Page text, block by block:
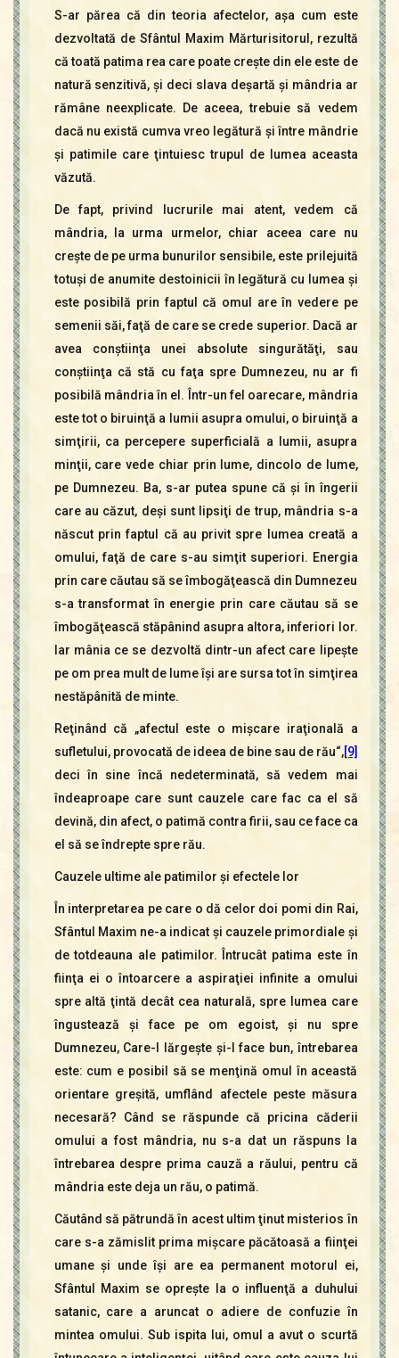
S-ar părea că din teoria afectelor, aşa cum este
dezvoltată de Sfântul Maxim Mărturisitorul, rezultă
că toată patima rea care poate creşte din ele este de
natură senzitivă, şi deci slava deşartă şi mândria ar
rămâne neexplicate. De aceea, trebuie să vedem
dacă nu există cumva vreo legătură şi între mândrie
şi patimile care ţintuiesc trupul de lumea aceasta
văzută.
De fapt, privind lucrurile mai atent, vedem că
mândria, la urma urmelor, chiar aceea care nu
creşte de pe urma bunurilor sensibile, este prilejuită
totuşi de anumite destoinicii în legătură cu lumea şi
este posibilă prin faptul că omul are în vedere pe
semenii săi, faţă de care se crede superior. Dacă ar
avea conştiinţa unei absolute singurătăţi, sau
conştiinţa că stă cu faţa spre Dumnezeu, nu ar fi
posibilă mândria în el. Într-un fel oarecare, mândria
este tot o biruinţă a lumii asupra omului, o biruinţă a
simţirii, ca percepere superficială a lumii, asupra
minţii, care vede chiar prin lume, dincolo de lume,
pe Dumnezeu. Ba, s-ar putea spune că şi în îngerii
care au căzut, deşi sunt lipsiţi de trup, mândria s-a
născut prin faptul că au privit spre lumea creată a
omului, faţă de care s-au simţit superiori. Energia
prin care căutau să se îmbogăţească din Dumnezeu
s-a transformat în energie prin care căutau să se
îmbogăţească stăpânind asupra altora, inferiori lor.
Iar mânia ce se dezvoltă dintr-un afect care lipeşte
pe om prea mult de lume îşi are sursa tot în simţirea
nestăpânită de minte.
Reţinând că „afectul este o mişcare iraţională a
sufletului, provocată de ideea de bine sau de rău“,[9]
deci în sine încă nedeterminată, să vedem mai
îndeaproape care sunt cauzele care fac ca el să
devină, din afect, o patimă contra firii, sau ce face ca
el să se îndrepte spre rău.
Cauzele ultime ale patimilor şi efectele lor
În interpretarea pe care o dă celor doi pomi din Rai,
Sfântul Maxim ne-a indicat şi cauzele primordiale şi
de totdeauna ale patimilor. Întrucât patima este în
fiinţa ei o întoarcere a aspiraţiei infinite a omului
spre altă ţintă decât cea naturală, spre lumea care
îngustează şi face pe om egoist, şi nu spre
Dumnezeu, Care-l lărgeşte şi-l face bun, întrebarea
este: cum e posibil să se menţină omul în această
orientare greşită, umflând afectele peste măsura
necesară? Când se răspunde că pricina căderii
omului a fost mândria, nu s-a dat un răspuns la
întrebarea despre prima cauză a răului, pentru că
mândria este deja un rău, o patimă.
Căutând să pătrundă în acest ultim ţinut misterios în
care s-a zămislit prima mişcare păcătoasă a fiinţei
umane şi unde îşi are ea permanent motorul ei,
Sfântul Maxim se opreşte la o influenţă a duhului
satanic, care a aruncat o adiere de confuzie în
mintea omului. Sub ispita lui, omul a avut o scurtă